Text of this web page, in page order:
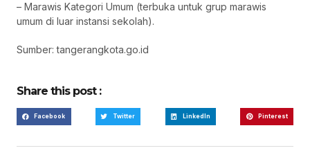
– Marawis Kategori Umum (terbuka untuk grup marawis
umum di luar instansi sekolah).
Sumber: tangerangkota.go.id
Share this post :
Facebook Twitter LinkedIn Pinterest